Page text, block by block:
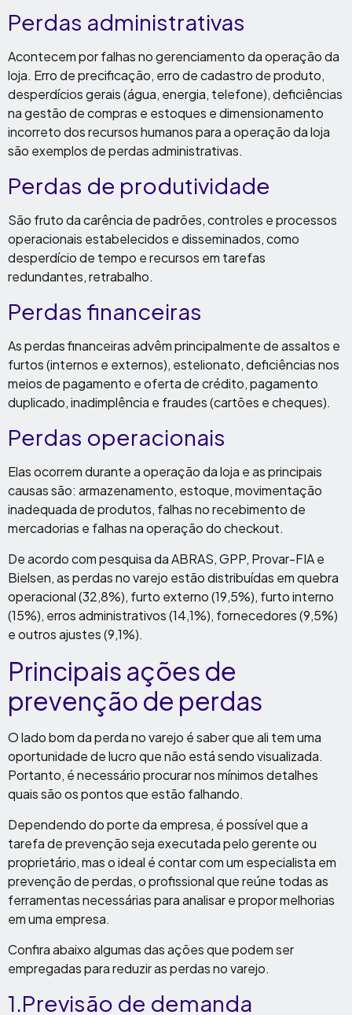
Perdas administrativas
Acontecem por falhas no gerenciamento da operação da
loja. Erro de precificação, erro de cadastro de produto,
desperdícios gerais (água, energia, telefone), deficiências
na gestão de compras e estoques e dimensionamento
incorreto dos recursos humanos para a operação da loja
são exemplos de perdas administrativas.
Perdas de produtividade
São fruto da carência de padrões, controles e processos
operacionais estabelecidos e disseminados, como
desperdício de tempo e recursos em tarefas
redundantes, retrabalho.
Perdas financeiras
As perdas financeiras advêm principalmente de assaltos e
furtos (internos e externos), estelionato, deficiências nos
meios de pagamento e oferta de crédito, pagamento
duplicado, inadimplência e fraudes (cartões e cheques).
Perdas operacionais
Elas ocorrem durante a operação da loja e as principais
causas são: armazenamento, estoque, movimentação
inadequada de produtos, falhas no recebimento de
mercadorias e falhas na operação do checkout.
De acordo com pesquisa da ABRAS, GPP, Provar-FIA e
Bielsen, as perdas no varejo estão distribuídas em quebra
operacional (32,8%), furto externo (19,5%), furto interno
(15%), erros administrativos (14,1%), fornecedores (9,5%)
e outros ajustes (9,1%).
Principais ações de
prevenção de perdas
O lado bom da perda no varejo é saber que ali tem uma
oportunidade de lucro que não está sendo visualizada.
Portanto, é necessário procurar nos mínimos detalhes
quais são os pontos que estão falhando.
Dependendo do porte da empresa, é possível que a
tarefa de prevenção seja executada pelo gerente ou
proprietário, mas o ideal é contar com um especialista em
prevenção de perdas, o profissional que reúne todas as
ferramentas necessárias para analisar e propor melhorias
em uma empresa.
Confira abaixo algumas das ações que podem ser
empregadas para reduzir as perdas no varejo.
1.Previsão de demanda